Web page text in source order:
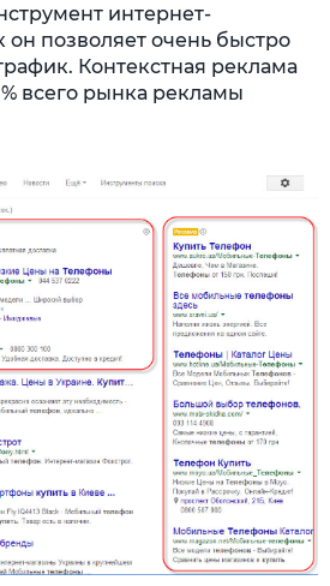
интернет-
он позволяет очень быстро
Контекстная реклама
всего рынка рекламы